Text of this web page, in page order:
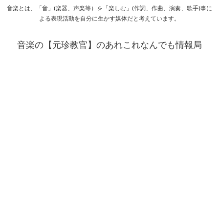
音楽とは、「音」(楽器、声楽等）を「楽しむ」(作詞、作曲、演奏、歌手)事に
よる表現活動を自分に生かす媒体だと考えています。
音楽の【元珍教官】のあれこれなんでも情報局